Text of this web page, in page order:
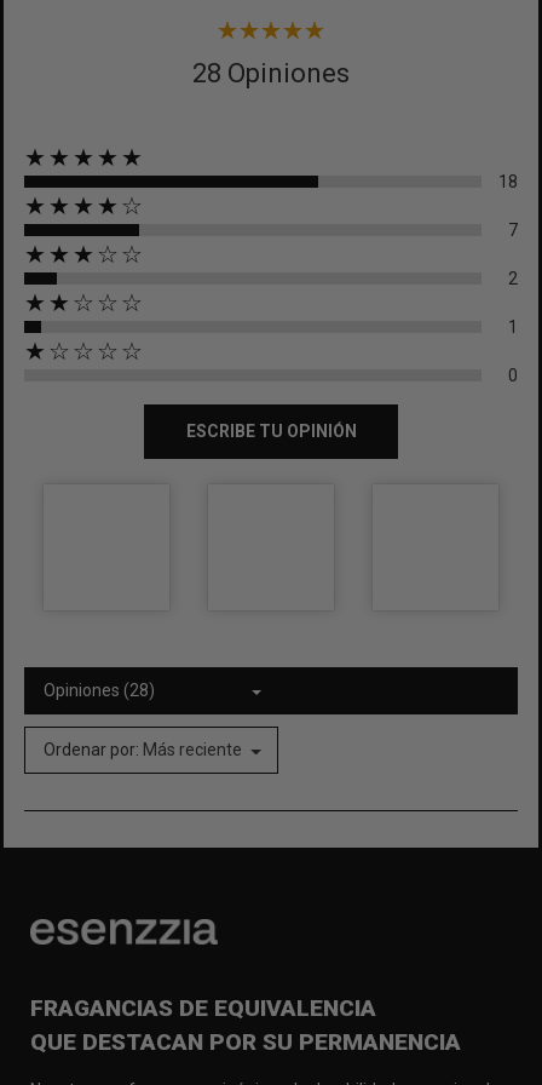
28 Opiniones
★★★★★
18
★★★★☆
7
★★★☆☆
2
★★☆☆☆
1
★☆☆☆☆
0
ESCRIBE TU OPINIÓN
Opiniones (28)
Ordenar por: Más reciente
FRAGANCIAS DE EQUIVALENCIA
QUE DESTACAN POR SU PERMANENCIA